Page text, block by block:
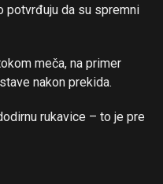
potvrđuju da su spremni
meča, na primer
nakon prekida.
rukavice – to je pre